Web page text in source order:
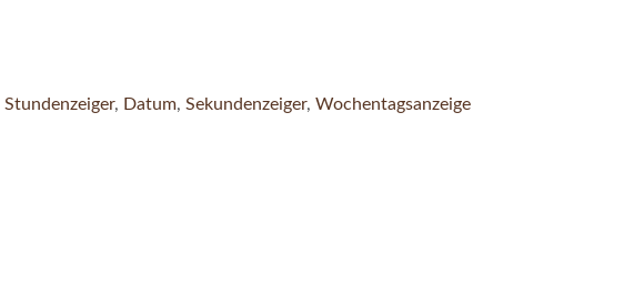
Stundenzeiger, Datum, Sekundenzeiger, Wochentagsanzeige